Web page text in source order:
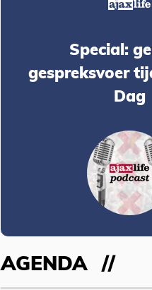
Special:
gespreksvoer
Dag
AGENDA